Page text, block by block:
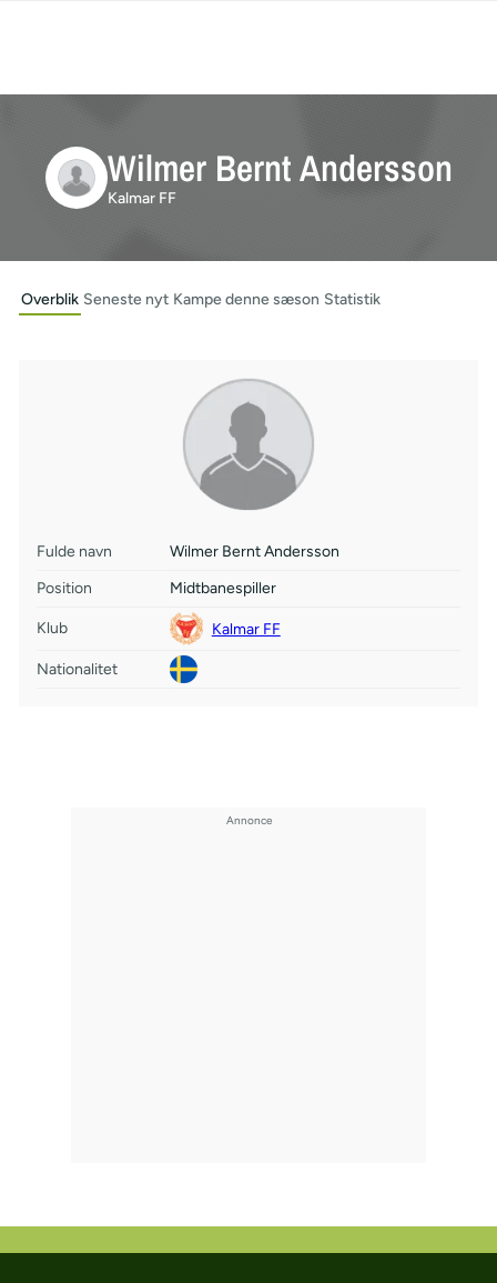
Wilmer Bernt Andersson
Kalmar FF
Overblik Seneste nyt Kampe denne sæson Statistik
Fulde navn
Wilmer Bernt Andersson
Position
Midtbanespiller
Klub Kalmar FF
Nationalitet